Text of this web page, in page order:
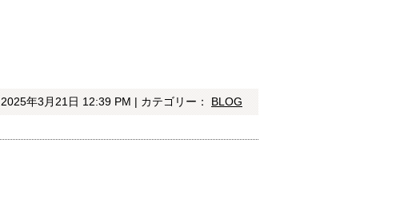
2025年3月21日 12:39 PM | カテゴリー：BLOG